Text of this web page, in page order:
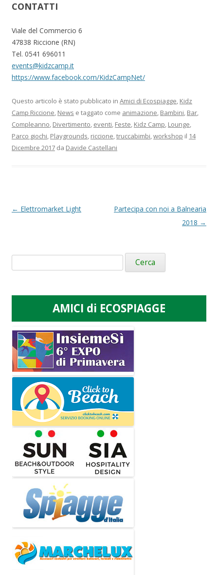
CONTATTI
Viale del Commercio 6
47838 Riccione (RN)
Tel. 0541 696011
events@kidzcamp.it
https://www.facebook.com/KidzCampNet/
Questo articolo è stato pubblicato in Amici di Ecospiagge, Kidz
Camp Riccione, News e taggato come animazione, Bambini, Bar,
Compleanno, Divertimento, eventi, Feste, Kidz Camp, Lounge,
Parco giochi, Playgrounds, riccione,truccabimbi,workshop il 14
Dicembre 2017 da Davide Castellani
Navigazione
← Elettromarket Light
Partecipa con noi a Balnearia
2018 →
Ricerca
per:
AMICI di ECOSPIAGGE